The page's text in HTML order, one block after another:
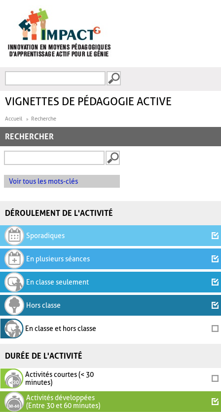
FORMULAIRE DE
VIGNETTES DE PÉDAGOGIE ACTIVE
Accueil Recherche
RECHERCHER
Voir tous les mots-clés
DÉROULEMENT DE L'ACTIVITÉ
Sporadiques
En plusieurs séances
En classe seulement
Hors classe
En classe et hors classe
DURÉE DE L'ACTIVITÉ
Activités courtes (< 30
minutes)
Activités développées
(Entre 30 et 60 minutes)